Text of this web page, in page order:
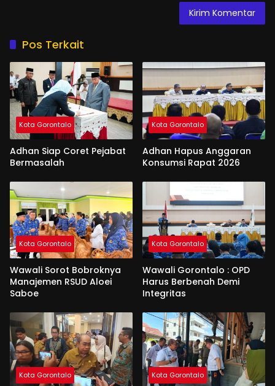
Pos Terkait
Kota Gorontalo
Adhan Siap Coret Pejabat
Bermasalah
Kota Gorontalo
Adhan Hapus Anggaran
Konsumsi Rapat 2026
Kota Gorontalo
Wawali Sorot Bobroknya
Manajemen RSUD Aloei
Saboe
Kota Gorontalo
Wawali Gorontalo : OPD
Harus Berbenah Demi
Integritas
Kota Gorontalo Kota Gorontalo